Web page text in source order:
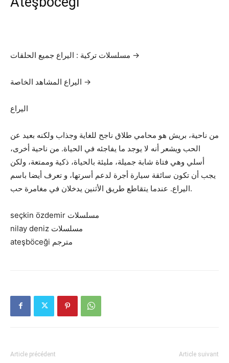
مسلسلات تركية : اليراع جميع الحلقات →
اليراع المشاهد الخاصة →
اليراع
من ناحية، بريش هو محامي طلاق ناجح للغاية وجذاب ولكنه بعيد عن
الحب ويشعر أنه لا يوجد ما يفاجئه في الحياة. من ناحية أخرى،
أسلي وهي فتاة شابة جميلة، مليئة بالحياة، ذكية وممتعة، ولكن
يجب أن تكون سائقة سيارة أجرة لدعم أسرتها، و تعرف أيضا باسم
اليراع. عندما يتقاطع طريق الأثنين يدخلان في مغامرة حب.
seçkin özdemir مسلسلات
nilay deniz مسلسلات
ateşböceği مترجم
Article précédent Article suivant